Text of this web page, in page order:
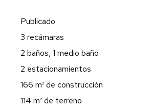
Publicado
3 recámaras
2 baños, 1 medio baño
2 estacionamientos
166 m² de construcción
114 m² de terreno